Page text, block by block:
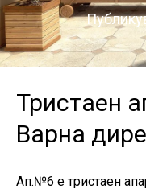
Тристаен
Варна
Ап.№6 е тристаен